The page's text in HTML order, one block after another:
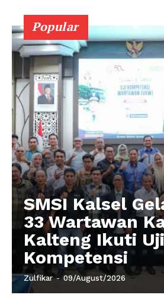
Popular
SMSI Kalsel
33 Wartawan
Kalteng Ikuti Uji
Kompetensi
Zulfikar - 09/August/2026